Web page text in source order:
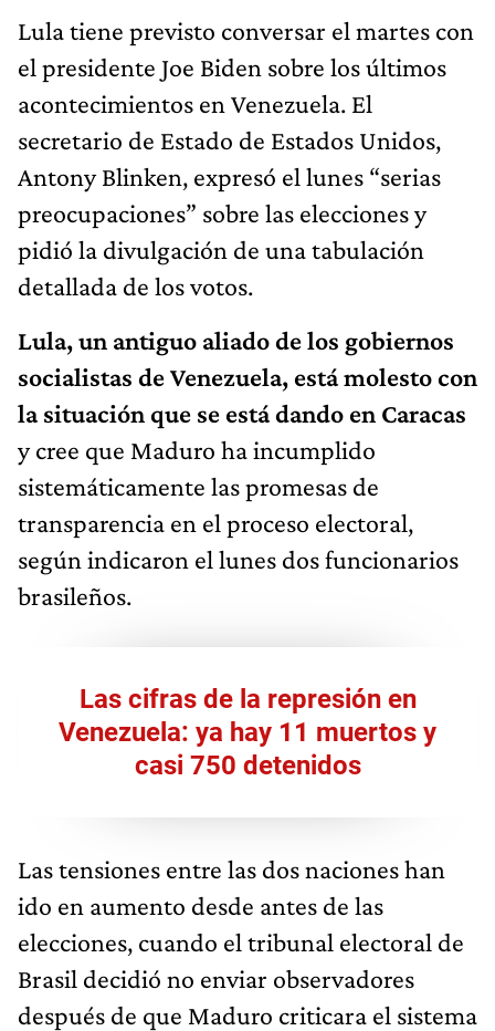
Lula tiene previsto conversar el martes con
el presidente Joe Biden sobre los últimos
acontecimientos en Venezuela. El
secretario de Estado de Estados Unidos,
Antony Blinken, expresó el lunes “serias
preocupaciones” sobre las elecciones y
pidió la divulgación de una tabulación
detallada de los votos.
Lula, un antiguo aliado de los gobiernos
socialistas de Venezuela, está molesto con
la situación que se está dando en Caracas
y cree que Maduro ha incumplido
sistemáticamente las promesas de
transparencia en el proceso electoral,
según indicaron el lunes dos funcionarios
brasileños.
Las cifras de la represión en
Venezuela: ya hay 11 muertos y
casi 750 detenidos
Las tensiones entre las dos naciones han
ido en aumento desde antes de las
elecciones, cuando el tribunal electoral de
Brasil decidió no enviar observadores
después de que Maduro criticara el sistema